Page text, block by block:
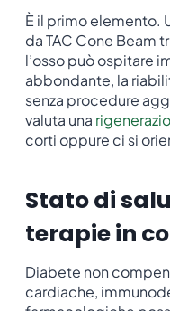
È il primo elemento.
da TAC Cone Beam
l’osso può ospitare
abbondante, la
senza procedure
valuta una
corti oppure ci si
Stato di
terapie in
Diabete non
cardiache,